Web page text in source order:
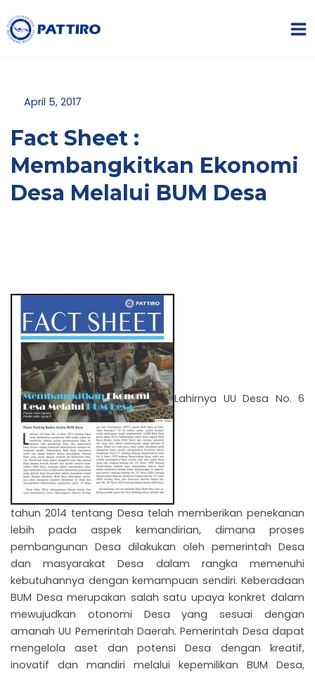
ke
konten
April 5, 2017
Fact Sheet :
Membangkitkan Ekonomi
Desa Melalui BUM Desa
Lahirnya UU Desa No. 6
tahun 2014 tentang Desa telah memberikan penekanan
lebih pada aspek kemandirian, dimana proses
pembangunan Desa dilakukan oleh pemerintah Desa
dan masyarakat Desa dalam rangka memenuhi
kebutuhannya dengan kemampuan sendiri. Keberadaan
BUM Desa merupakan salah satu upaya konkret dalam
mewujudkan otonomi Desa yang sesuai dengan
amanah UU Pemerintah Daerah. Pemerintah Desa dapat
mengelola aset dan potensi Desa dengan kreatif,
inovatif dan mandiri melalui kepemilikan BUM Desa,